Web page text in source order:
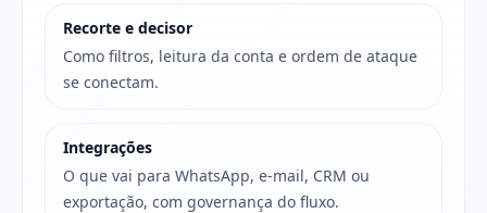
Recorte e decisor
Como filtros, leitura da conta e ordem de ataque
se conectam.
Integrações
O que vai para WhatsApp, e-mail, CRM ou
exportação, com governança do fluxo.